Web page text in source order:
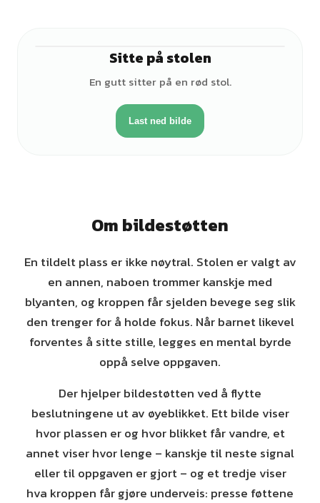
Sitte på stolen
En gutt sitter på en rød stol.
Last ned bilde
Om bildestøtten
En tildelt plass er ikke nøytral. Stolen er valgt av
en annen, naboen trommer kanskje med
blyanten, og kroppen får sjelden bevege seg slik
den trenger for å holde fokus. Når barnet likevel
forventes å sitte stille, legges en mental byrde
oppå selve oppgaven.
Der hjelper bildestøtten ved å flytte
beslutningene ut av øyeblikket. Ett bilde viser
hvor plassen er og hvor blikket får vandre, et
annet viser hvor lenge – kanskje til neste signal
eller til oppgaven er gjort – og et tredje viser
hva kroppen får gjøre underveis: presse føttene